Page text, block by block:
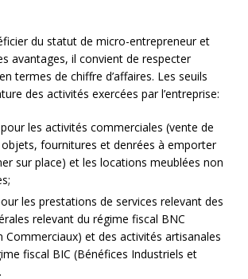
du statut de micro-entrepreneur et
avantages, il convient de respecter
termes de chiffre d’affaires. Les seuils
des activités exercées par l’entreprise:
les activités commerciales (vente de
fournitures et denrées à emporter
sur place) et les locations meublées non
les prestations de services relevant des
relevant du régime fiscal BNC
Commerciaux) et des activités artisanales
fiscal BIC (Bénéfices Industriels et